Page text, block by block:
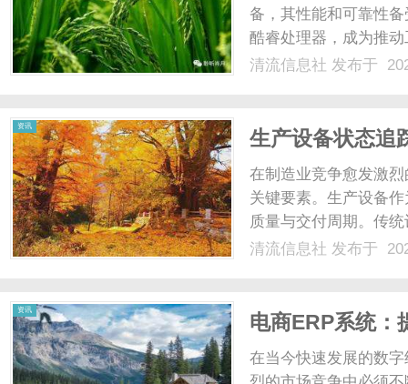
备，其性能和可靠性
酷睿处理器，成为推
在性能方面有显著提
清流信息社 发布于
资讯
生产设备状态追
在制造业竞争愈发激
关键要素。生产设备
质量与交付周期。传
滞后、故障预测不足
清流信息社 发布于
资讯
电商ERP系统：
在当今快速发展的数